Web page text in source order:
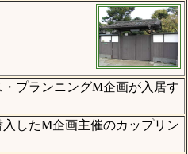
プランニングM企画が入居す
したM企画主催のカップリン